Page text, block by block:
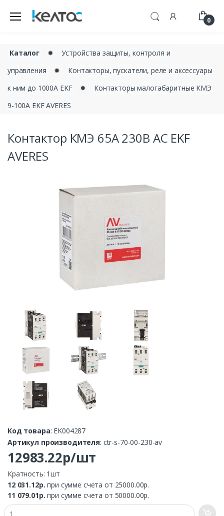
0
Каталог ✹
Устройства защиты, контроля и
управления
✹
Контакторы, пускатели, реле и аксессуары
к ним до 1000А EKF
✹
Контакторы малогабаритные КМЭ
9-100А EKF AVERES
Контактор КМЭ 65А 230В АС EKF
AVERES
Код товара: EK004287
Артикул производителя: ctr-s-70-00-230-av
12983.22р/шт
Кратность: 1шт
12 031.12р.при сумме счета от 25000.00р.
11 079.01р.при сумме счета от 50000.00р.